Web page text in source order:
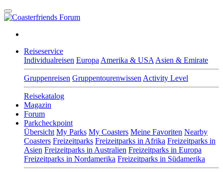
Reiseservice
Individualreisen Europa Amerika & USA Asien & Emirate
Gruppenreisen Gruppentourenwissen Activity Level
Reisekatalog
Magazin
Forum
Parkcheckpoint
Übersicht My Parks My Coasters Meine Favoriten Nearby
Coasters Freizeitparks Freizeitparks in Afrika Freizeitparks in
Asien Freizeitparks in Australien Freizeitparks in Europa
Freizeitparks in Nordamerika Freizeitparks in Südamerika